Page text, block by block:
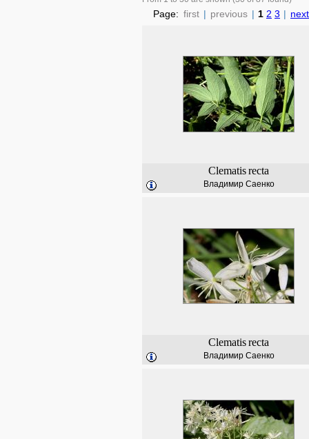
Page: first | previous | 1 2 3 | next
Clematisrecta
Владимир Саенко
Clematisrecta
Владимир Саенко